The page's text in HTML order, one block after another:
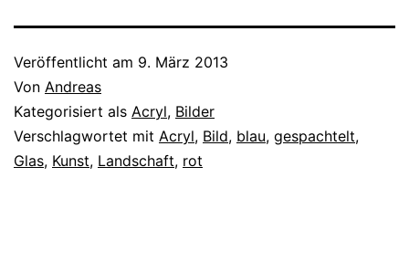
Veröffentlicht am 9. März 2013
Von Andreas
Kategorisiert als Acryl, Bilder
Verschlagwortet mit Acryl, Bild, blau, gespachtelt,
Glas, Kunst, Landschaft, rot